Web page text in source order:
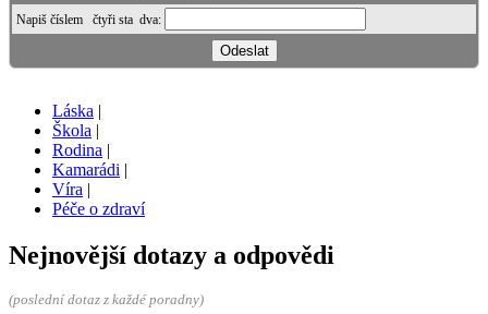
Napiš číslem čtyři sta dva:
Láska |
Škola |
Rodina |
Kamarádi |
Víra |
Péče o zdraví
Nejnovější dotazy a odpovědi
(poslední dotaz z každé poradny)